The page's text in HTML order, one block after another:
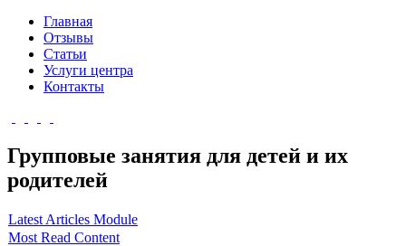
Главная
Отзывы
Статьи
Услуги центра
Контакты
Групповые занятия для детей и их
родителей
Latest Articles Module
Most Read Content